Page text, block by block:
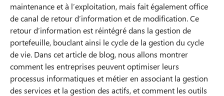
maintenance et à l’exploitation, mais fait également office
de canal de retour d’information et de modification. Ce
retour d’information est réintégré dans la gestion de
portefeuille, bouclant ainsi le cycle de la gestion du cycle
de vie. Dans cet article de blog, nous allons montrer
comment les entreprises peuvent optimiser leurs
processus informatiques et métier en associant la gestion
des services et la gestion des actifs, et comment les outils